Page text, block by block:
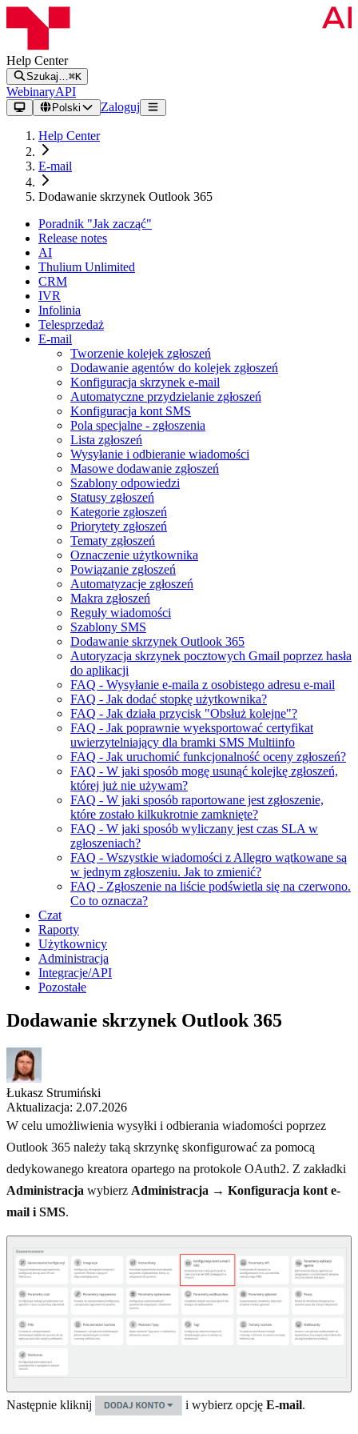
Help Center
Szukaj… ⌘K
WebinaryAPI
Polski Zaloguj
Help Center
E-mail
Dodawanie skrzynek Outlook 365
Poradnik "Jak zacząć"
Release notes
AI
Thulium Unlimited
CRM
IVR
Infolinia
Telesprzedaż
E-mail
Tworzenie kolejek zgłoszeń
Dodawanie agentów do kolejek zgłoszeń
Konfiguracja skrzynek e-mail
Automatyczne przydzielanie zgłoszeń
Konfiguracja kont SMS
Pola specjalne - zgłoszenia
Lista zgłoszeń
Wysyłanie i odbieranie wiadomości
Masowe dodawanie zgłoszeń
Szablony odpowiedzi
Statusy zgłoszeń
Kategorie zgłoszeń
Priorytety zgłoszeń
Tematy zgłoszeń
Oznaczenie użytkownika
Powiązanie zgłoszeń
Automatyzacje zgłoszeń
Makra zgłoszeń
Reguły wiadomości
Szablony SMS
Dodawanie skrzynek Outlook 365
Autoryzacja skrzynek pocztowych Gmail poprzez hasła
do aplikacji
FAQ - Wysyłanie e-maila z osobistego adresu e-mail
FAQ - Jak dodać stopkę użytkownika?
FAQ - Jak działa przycisk "Obsłuż kolejne"?
FAQ - Jak poprawnie wyeksportować certyfikat
uwierzytelniający dla bramki SMS Multiinfo
FAQ - Jak uruchomić funkcjonalność oceny zgłoszeń?
FAQ - W jaki sposób mogę usunąć kolejkę zgłoszeń,
której już nie używam?
FAQ - W jaki sposób raportowane jest zgłoszenie,
które zostało kilkukrotnie zamknięte?
FAQ - W jaki sposób wyliczany jest czas SLA w
zgłoszeniach?
FAQ - Wszystkie wiadomości z Allegro wątkowane są
w jednym zgłoszeniu. Jak to zmienić?
FAQ - Zgłoszenie na liście podświetla się na czerwono.
Co to oznacza?
Czat
Raporty
Użytkownicy
Administracja
Integracje/API
Pozostałe
Dodawanie skrzynek Outlook 365
Łukasz Strumiński
Aktualizacja: 2.07.2026
W celu umożliwienia wysyłki i odbierania wiadomości poprzez
Outlook 365 należy taką skrzynkę skonfigurować za pomocą
dedykowanego kreatora opartego na protokole OAuth2. Z zakładki
Administracja wybierz Administracja → Konfiguracja kont e-
mail i SMS.
Następnie kliknij i wybierz opcję E-mail.